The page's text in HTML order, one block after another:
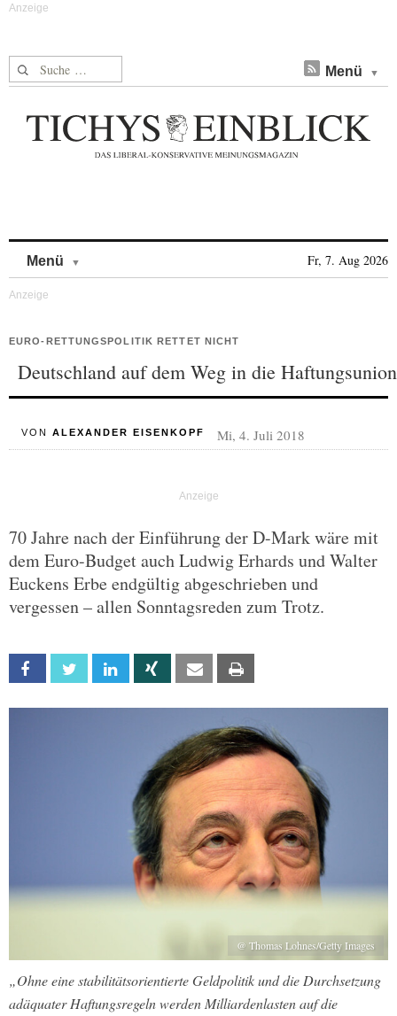
Suche nach: Menü
Menü Fr, 7. Aug 2026
EURO-RETTUNGSPOLITIK RETTET NICHT
Deutschland auf dem Weg in die Haftungsunion
VON ALEXANDER EISENKOPF Mi, 4. Juli 2018
70 Jahre nach der Einführung der D-Mark wäre mit
dem Euro-Budget auch Ludwig Erhards und Walter
Euckens Erbe endgültig abgeschrieben und
vergessen – allen Sonntagsreden zum Trotz.
Facebook Twitter Linkedin Xing Email
@ Thomas Lohnes/Getty Images
„Ohne eine stabilitätsorientierte Geldpolitik und die Durchsetzung
adäquater Haftungsregeln werden Milliardenlasten auf die